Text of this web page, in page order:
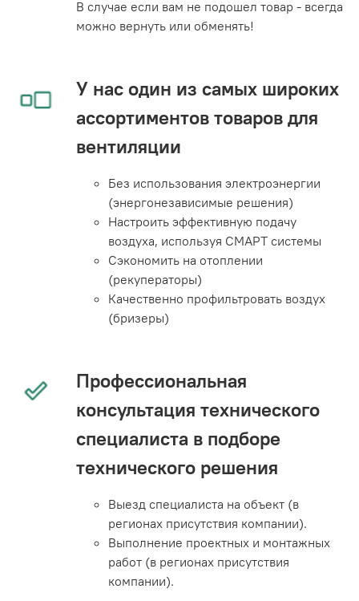
В случае если вам не подошел товар - всегда
можно вернуть или обменять!
У нас один из самых широких
ассортиментов товаров для
вентиляции
Без использования электроэнергии
(энергонезависимые решения)
Настроить эффективную подачу
воздуха, используя СМАРТ системы
Сэкономить на отоплении
(рекуператоры)
Качественно профильтровать воздух
(бризеры)
Профессиональная
консультация технического
специалиста в подборе
технического решения
Выезд специалиста на объект (в
регионах присутствия компании).
Выполнение проектных и монтажных
работ (в регионах присутствия
компании).